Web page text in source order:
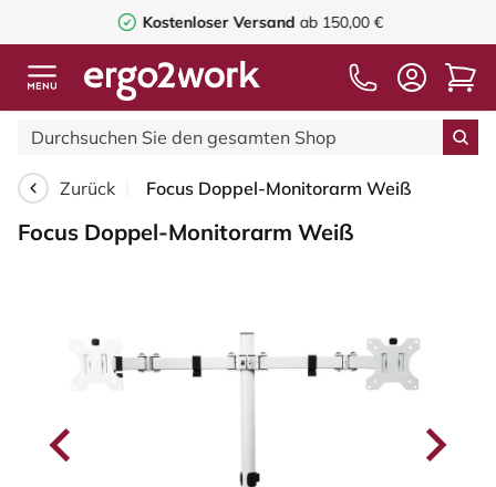
Kostenloser Versandab 150,00 €
Zurück Focus Doppel-Monitorarm Weiß
Focus Doppel-Monitorarm Weiß